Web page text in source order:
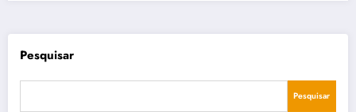
Pesquisar
Pesquisar